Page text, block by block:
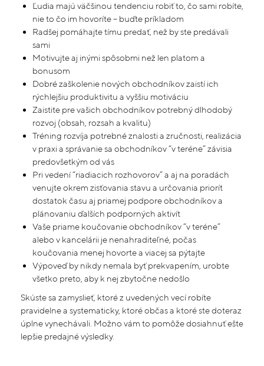
Ľudia majú väčšinou tendenciu robiť to, čo sami robíte,
nie to čo im hovoríte – buďte príkladom
Radšej pomáhajte tímu predať, než by ste predávali
sami
Motivujte aj inými spôsobmi než len platom a
bonusom
Dobré zaškolenie nových obchodníkov zaistí ich
rýchlejšiu produktivitu a vyššiu motiváciu
Zaistite pre vašich obchodníkov potrebný dlhodobý
rozvoj (obsah, rozsah a kvalitu)
Tréning rozvíja potrebné znalosti a zručnosti, realizácia
v praxi a správanie sa obchodníkov “v teréne” závisia
predovšetkým od vás
Pri vedení “riadiacich rozhovorov” a aj na poradách
venujte okrem zisťovania stavu a určovania priorít
dostatok času aj priamej podpore obchodníkov a
plánovaniu ďalších podporných aktivít
Vaše priame koučovanie obchodníkov “v teréne”
alebo v kancelárii je nenahraditeľné, počas
koučovania menej hovorte a viacej sa pýtajte
Výpoveď by nikdy nemala byť prekvapením, urobte
všetko preto, aby k nej zbytočne nedošlo
Skúste sa zamyslieť, ktoré z uvedených vecí robíte
pravidelne a systematicky, ktoré občas a ktoré ste doteraz
úplne vynechávali. Možno vám to pomôže dosiahnuť ešte
lepšie predajné výsledky.